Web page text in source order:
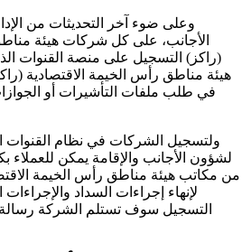
وعلى ضوء آخر التحديثات من
الأجانب، على كل شركات هيئة
(راكز) التسجيل على منصة القنوات
هيئة مناطق رأس الخيمة الاقتصادية
في طلب ملفات التأشيرات أو
ولتسجيل الشركات في نظام القنوات
لشؤون الأجانب والإقامة يمكن
من مكاتب هيئة مناطق رأس الخيمة
لإنهاء إجراءات السداد
التسجيل سوف تستلم الشركة